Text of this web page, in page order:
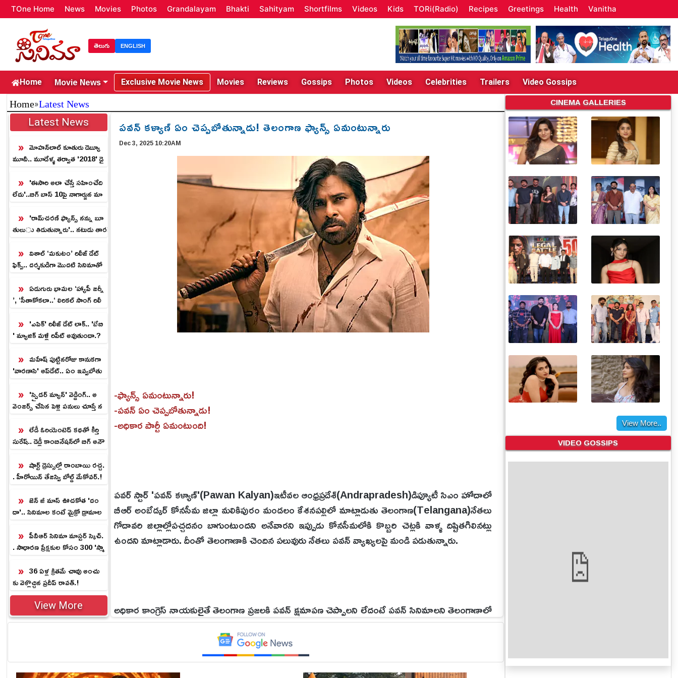
TOne Home News Movies Photos Grandalayam Bhakti Sahityam Shortfilms Videos Kids TORi(Radio) Recipes Greetings Health Vanitha
తెలుగు ENGLISH
Home Movie News Exclusive Movie News Movies Reviews Gossips Photos Videos Celebrities Trailers Video Gossips
Home»Latest News
Latest News
మోహన్‌లాల్ కూతురు డెబ్యూ
మూవీ.. మూడేళ్ళ తర్వాత '2018' డై
'ఈసారి అలా చేస్తే సహించేది
లేదు'..బిగ్ బాస్ 10పై నాగార్జున మా
'రామ్‌చరణ్ ఫ్యాన్స్ న‌న్ను బూ
తులు తిడుతున్నారు'.. నటుడు తారక్
విశాల్ ‘మకుటం’ రిలీజ్ డేట్
ఫిక్స్.. దర్శకుడిగా మొదటి సినిమాతో
ఏడుగురు భామల ‘హ్యాపీ జర్నీ
’, ‘సీతాకోకలా..‘ లిరికల్ సాంగ్ రిలీ
'ఎపిక్' రిలీజ్ డేట్ లాక్.. 'బేబి
' మ్యాజిక్ మళ్లీ రిపీట్ అవుతుందా.?
మహేష్ పుట్టినరోజు కానుకగా
'వారణాసి' అప్‌డేట్.. ఏం ఇవ్వ‌బోతు
'స్పైడర్‌ మ్యాన్‌' వెడ్డింగ్.. అ
వెంజర్స్ చేసిన పెళ్లి పనులు చూస్తే న
లేడీ ఓరియెంటెడ్ కథతో కీర్తి
సురేష్‌.. డెడ్లీ కాంబినేషన్‌లో బిగ్ అనౌ
షార్ట్ డ్రెస్సుల్లో రాంబాయి రచ్చ.
. హీరోయిన్ తేజస్వి బోల్డ్ మేకోవర్.!
జెన్ జీ మాస్ ఊచకోత 'దం
దా'.. సినిమాల కంటే మైక్రో డ్రామాల
పీవీఆర్ సినిమా మాస్టర్ స్కెచ్.
. సాధారణ ప్రేక్షకుల కోసం 300 'స్మా
36 ఏళ్ల క్రిత‌మే చావు అంచు
కు వెళ్లొచ్చిన ప్ర‌దీప్ రావ‌త్‌.!
View More
పవన్ కళ్యాణ్ ఏం చెప్పబోతున్నాడు! తెలంగాణ ఫ్యాన్స్ ఏమంటున్నారు
Dec 3, 2025 10:20AM
-ఫ్యాన్స్ ఏమంటున్నారు!
-పవన్ ఏం చెప్పబోతున్నాడు!
-అధికార పార్టీ ఏమంటుంది!
పవర్ స్టార్ 'పవన్ కళ్యాణ్'(Pawan Kalyan)ఇటీవల ఆంధ్రప్రదేశ్(Andrapradesh)డిప్యూటీ సిఎం హోదాలో
బీఆర్‌ అంబేడ్కర్‌ కోనసీమ జిల్లా మలికిపురం మండలం కేశనపల్లిలో మాట్లాడుతు తెలంగాణ(Telangana)నేతలు
గోదావరి జిల్లాల్లోపచ్చదనం బాగుంటుందని అనేవారని ఇప్పుడు కోనసీమలోకి కొబ్బరి చెట్లకి వాళ్ళ దిష్టితగిలినట్లు
ఉందని మాట్లాడారు. దీంతో తెలంగాణాకి చెందిన పలువురు నేతలు పవన్ వ్యాఖ్యలపై మండి పడుతున్నారు.
అధికార కాంగ్రెస్ నాయకులైతే తెలంగాణ ప్రజలకి పవన్ క్షమాపణ చెప్పాలని లేదంటే పవన్ సినిమాలని తెలంగాణాలో
ఆడనివ్వమని ఖరాకండిగా చెప్తున్నారు. అయితే పవన్ కళ్యాణ్ ఈ విషయంలో తన మాటలపై పూర్తి వివరణ
ఇవ్వలేదు.ఒక వేళ మాట్లాడితే తెలంగాణ బావ జాలం తన ఎదుగుదలకి ఉపయోగపడిందని చెప్పే పవన్ కళ్యాణ్ ఏం
మాట్లాడతాడనే ఆసక్తి అందరిలో ఉంది.
CINEMA GALLERIES
View More..
VIDEO GOSSIPS